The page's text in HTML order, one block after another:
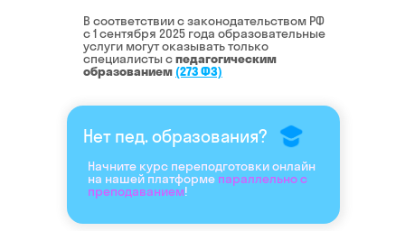
В соответствии с законодательством РФ
c 1 сентября 2025 года образовательные
услуги могут оказывать только
специалисты спедагогическим
образованием (273 ФЗ)
Начните курс переподготовки онлайн
на нашей платформе параллельно с
преподаванием!
Нет пед. образования?
Нас выбрали 10 000+